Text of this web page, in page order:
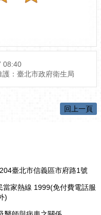
08:40
護：臺北市政府衛生局
回上一頁
臺北市信義區市府路1號
家熱線 1999(免付費電話服
)